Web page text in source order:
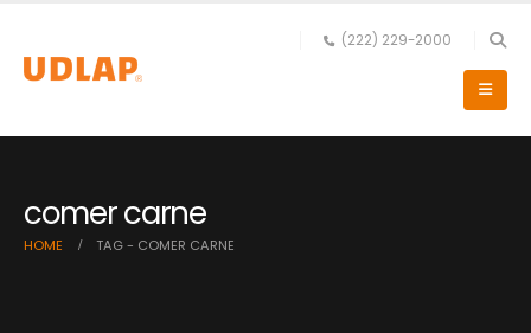
(222) 229-2000
comer carne
HOME TAG - COMER CARNE